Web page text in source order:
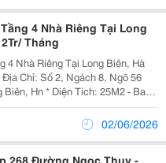
4 Nhà Riêng Tại Long
Tháng
4 Nhà Riêng Tại Long Biên, Hà
Chỉ: Số 2, Ngách 8, Ngõ 56
Biên, Hn * Diện Tích: 25M2 - Ban
Chung Chủ, Chìa Khóa Riêng -
Vệ Sinh Riêng 3M3... 02/06/2026
268 Đường Ngọc Thuỵ -